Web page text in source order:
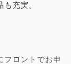
充実。
フロントでお申